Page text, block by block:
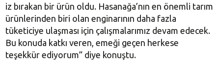
iz bırakan bir ürün oldu. Hasanağa’nın en önemli tarım
ürünlerinden biri olan enginarının daha fazla
tüketiciye ulaşması için çalışmalarımız devam edecek.
Bu konuda katkı veren, emeği geçen herkese
teşekkür ediyorum” diye konuştu.